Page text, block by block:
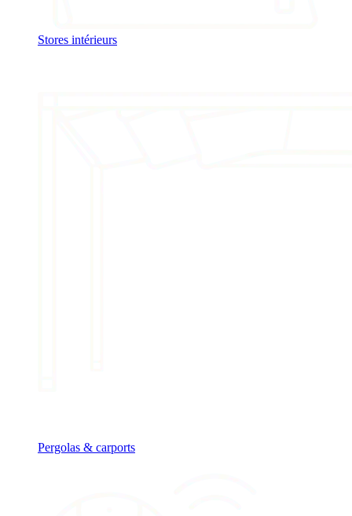
Stores intérieurs
Pergolas & carports